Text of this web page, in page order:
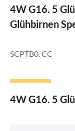
4W G16. 5
Glühbirnen
SCPTB0. CC
4W G16. 5